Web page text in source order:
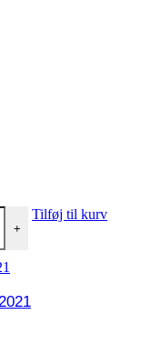
+
Tilføj til kurv